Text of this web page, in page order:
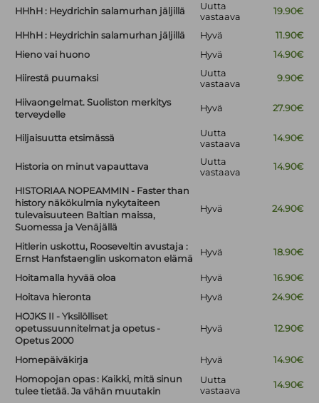
HHhH : Heydrichin salamurhan jäljillä
Uutta
vastaava
19.90€
HHhH : Heydrichin salamurhan jäljillä Hyvä
11.90€
Hieno vai huono
Hyvä 14.90€
Hiirestä puumaksi
Uutta
vastaava
9.90€
Hiivaongelmat. Suoliston merkitys
terveydelle
Hyvä 27.90€
Hiljaisuutta etsimässä
Uutta
vastaava
14.90€
Historia on minut vapauttava
Uutta
vastaava
14.90€
HISTORIAA NOPEAMMIN - Faster than
history näkökulmia nykytaiteen
tulevaisuuteen Baltian maissa,
Suomessa ja Venäjällä
Hyvä 24.90€
Hitlerin uskottu, Rooseveltin avustaja :
Ernst Hanfstaenglin uskomaton elämä
Hyvä 18.90€
Hoitamalla hyvää oloa Hyvä
16.90€
Hoitava hieronta
Hyvä
24.90€
HOJKS II - Yksilölliset
opetussuunnitelmat ja opetus -
Opetus 2000
Hyvä 12.90€
Homepäiväkirja Hyvä
14.90€
Homopojan opas : Kaikki, mitä sinun
tulee tietää. Ja vähän muutakin
Uutta
vastaava
14.90€